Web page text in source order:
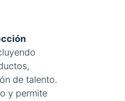
de talento.
y permite